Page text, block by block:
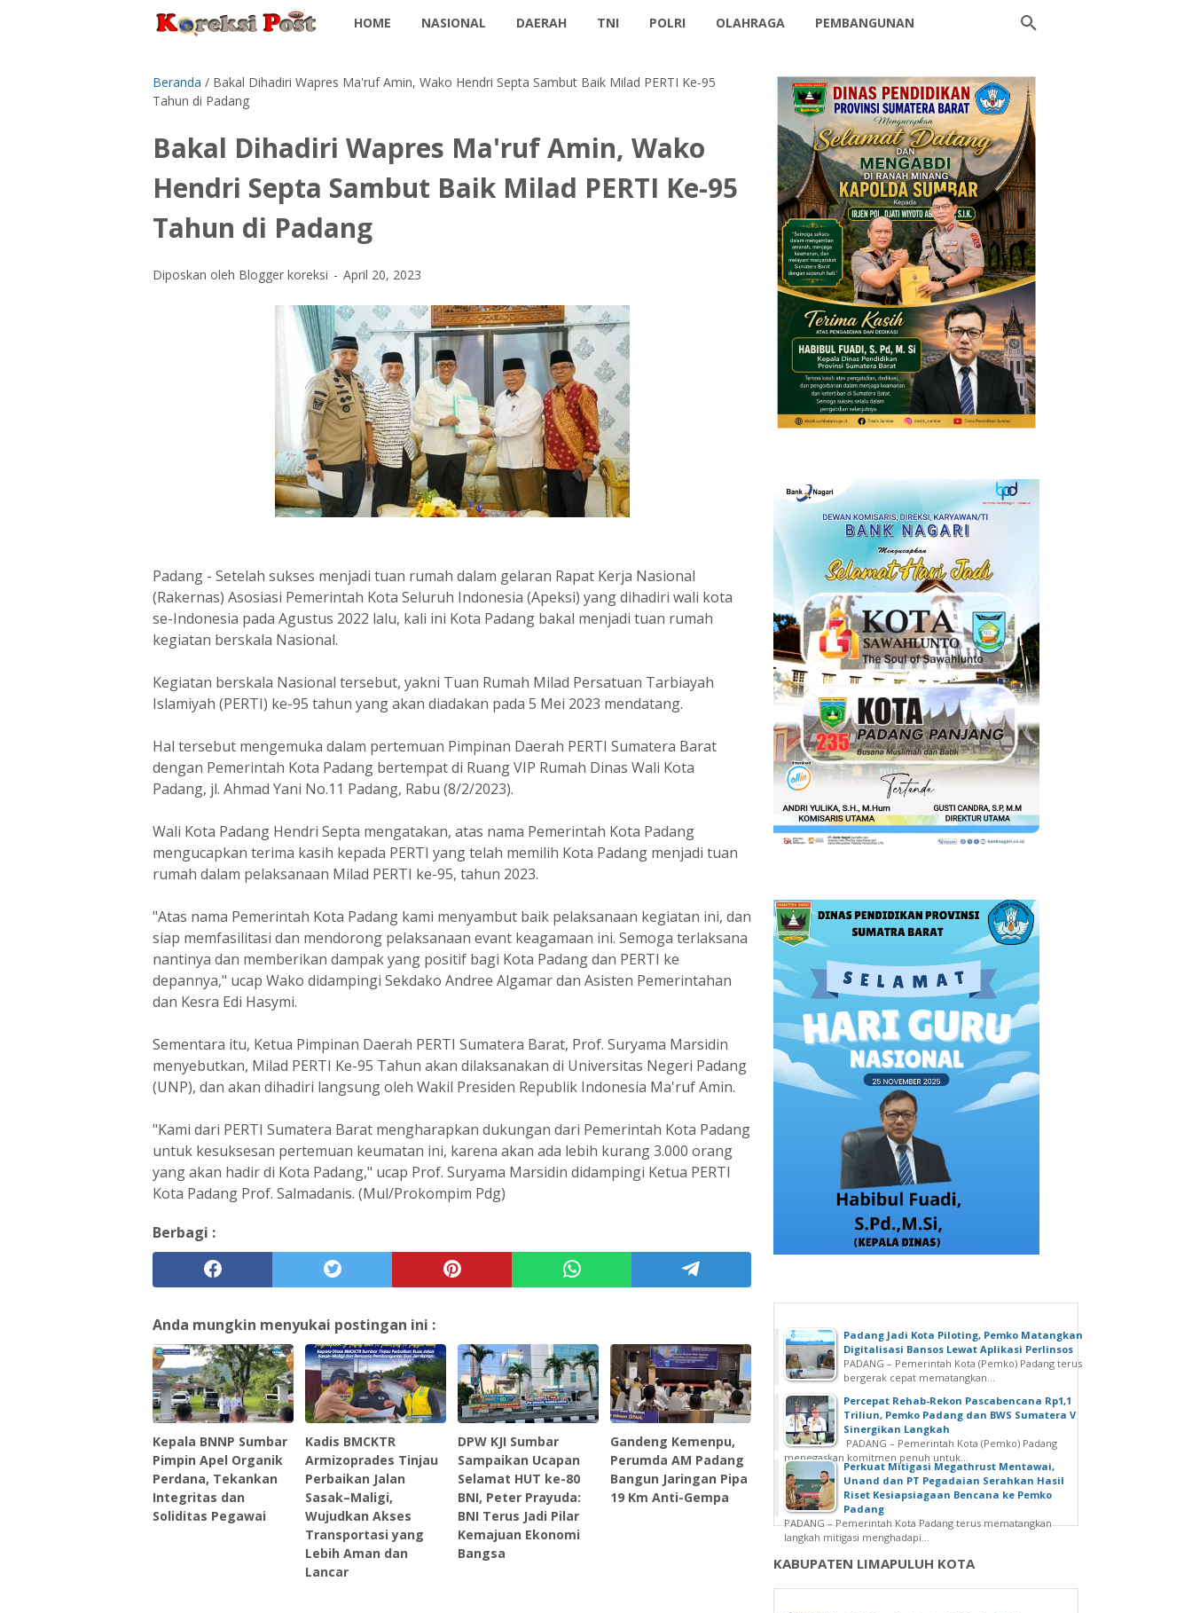
HOME NASIONAL DAERAH TNI POLRI OLAHRAGA PEMBANGUNAN
Beranda / Bakal Dihadiri Wapres Ma'ruf Amin, Wako Hendri Septa Sambut Baik Milad PERTI Ke-95
Tahun di Padang
Bakal Dihadiri Wapres Ma'ruf Amin, Wako
Hendri Septa Sambut Baik Milad PERTI Ke-95
Tahun di Padang
Diposkan oleh Blogger koreksi April 20, 2023
Padang - Setelah sukses menjadi tuan rumah dalam gelaran Rapat Kerja Nasional
(Rakernas) Asosiasi Pemerintah Kota Seluruh Indonesia (Apeksi) yang dihadiri wali kota
se-Indonesia pada Agustus 2022 lalu, kali ini Kota Padang bakal menjadi tuan rumah
kegiatan berskala Nasional.
Kegiatan berskala Nasional tersebut, yakni Tuan Rumah Milad Persatuan Tarbiayah
Islamiyah (PERTI) ke-95 tahun yang akan diadakan pada 5 Mei 2023 mendatang.
Hal tersebut mengemuka dalam pertemuan Pimpinan Daerah PERTI Sumatera Barat
dengan Pemerintah Kota Padang bertempat di Ruang VIP Rumah Dinas Wali Kota
Padang, jl. Ahmad Yani No.11 Padang, Rabu (8/2/2023).
Wali Kota Padang Hendri Septa mengatakan, atas nama Pemerintah Kota Padang
mengucapkan terima kasih kepada PERTI yang telah memilih Kota Padang menjadi tuan
rumah dalam pelaksanaan Milad PERTI ke-95, tahun 2023.
"Atas nama Pemerintah Kota Padang kami menyambut baik pelaksanaan kegiatan ini, dan
siap memfasilitasi dan mendorong pelaksanaan evant keagamaan ini. Semoga terlaksana
nantinya dan memberikan dampak yang positif bagi Kota Padang dan PERTI ke
depannya," ucap Wako didampingi Sekdako Andree Algamar dan Asisten Pemerintahan
dan Kesra Edi Hasymi.
Sementara itu, Ketua Pimpinan Daerah PERTI Sumatera Barat, Prof. Suryama Marsidin
menyebutkan, Milad PERTI Ke-95 Tahun akan dilaksanakan di Universitas Negeri Padang
(UNP), dan akan dihadiri langsung oleh Wakil Presiden Republik Indonesia Ma'ruf Amin.
"Kami dari PERTI Sumatera Barat mengharapkan dukungan dari Pemerintah Kota Padang
untuk kesuksesan pertemuan keumatan ini, karena akan ada lebih kurang 3.000 orang
yang akan hadir di Kota Padang," ucap Prof. Suryama Marsidin didampingi Ketua PERTI
Kota Padang Prof. Salmadanis. (Mul/Prokompim Pdg)
Berbagi :
Anda mungkin menyukai postingan ini :
Kepala BNNP Sumbar
Pimpin Apel Organik
Perdana, Tekankan
Integritas dan
Soliditas Pegawai
Kadis BMCKTR
Armizoprades Tinjau
Perbaikan Jalan
Sasak–Maligi,
Wujudkan Akses
Transportasi yang
Lebih Aman dan
Lancar
DPW KJI Sumbar
Sampaikan Ucapan
Selamat HUT ke-80
BNI, Peter Prayuda:
BNI Terus Jadi Pilar
Kemajuan Ekonomi
Bangsa
‎Gandeng Kemenpu,
Perumda AM Padang
Bangun Jaringan Pipa
19 Km Anti-Gempa
Padang Jadi Kota Piloting, Pemko Matangkan
Digitalisasi Bansos Lewat Aplikasi Perlinsos
PADANG – Pemerintah Kota (Pemko) Padang terus
bergerak cepat mematangkan...
Percepat Rehab-Rekon Pascabencana Rp1,1
Triliun, Pemko Padang dan BWS Sumatera V
Sinergikan Langkah
PADANG – Pemerintah Kota (Pemko) Padang
menegaskan komitmen penuh untuk...
Perkuat Mitigasi Megathrust Mentawai,
Unand dan PT Pegadaian Serahkan Hasil
Riset Kesiapsiagaan Bencana ke Pemko
Padang
PADANG – Pemerintah Kota Padang terus mematangkan
langkah mitigasi menghadapi...
KABUPATEN LIMAPULUH KOTA